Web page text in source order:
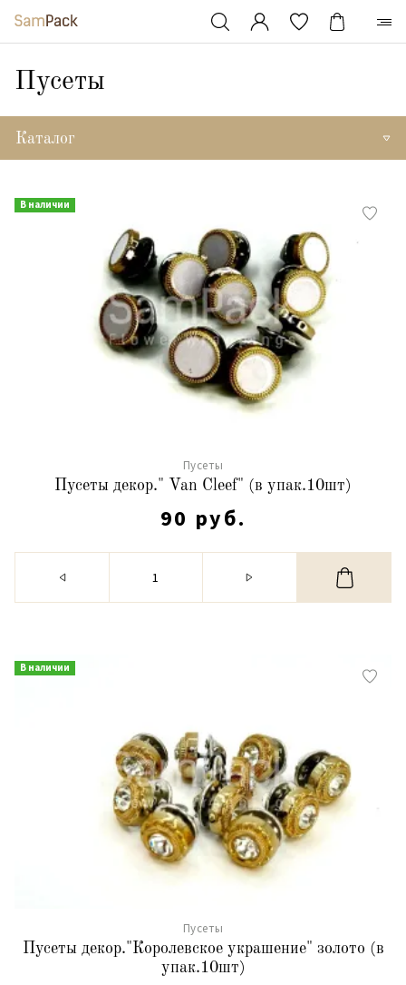
Пусеты
Каталог
В наличии
Пусеты
Пусеты декор." Van Cleef" (в упак.10шт)
90 руб.
В наличии
Пусеты
Пусеты декор."Королевское украшение" золото (в
упак.10шт)